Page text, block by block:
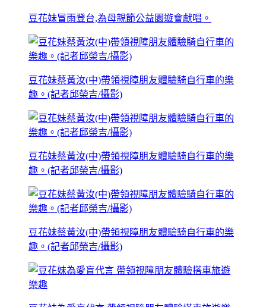
豆花妹冒雨登台,為母親節公益園遊會獻唱。
豆花妹蔡黃汝(中)帶領視障朋友體驗騎自行車的樂
趣。(記者邱榮吉/攝影)
豆花妹蔡黃汝(中)帶領視障朋友體驗騎自行車的樂
趣。(記者邱榮吉/攝影)
豆花妹蔡黃汝(中)帶領視障朋友體驗騎自行車的樂
趣。(記者邱榮吉/攝影)